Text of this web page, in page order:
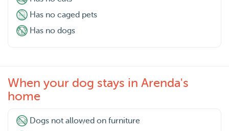
Has no caged pets
Has no dogs
When your dog stays in Arenda's
home
Dogs not allowed on furniture